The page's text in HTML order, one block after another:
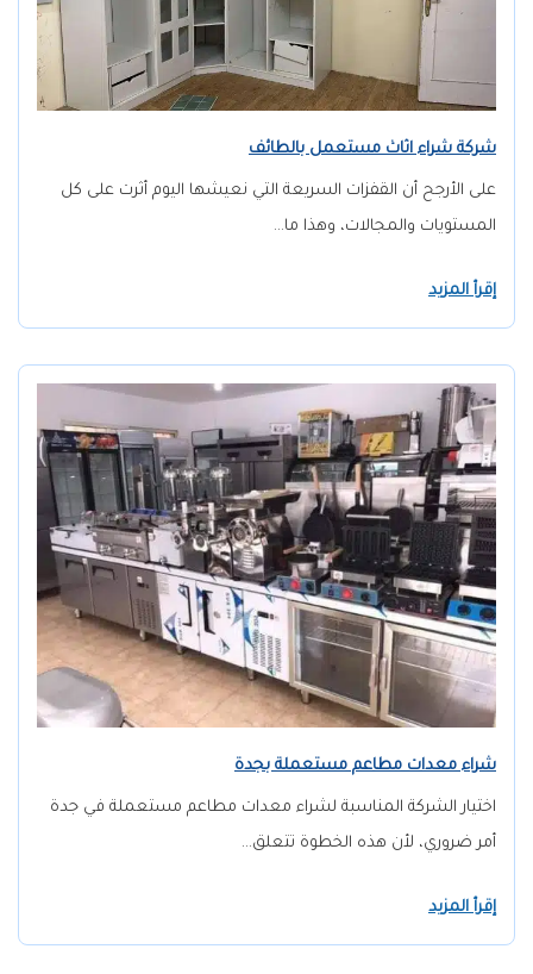
شركة شراء اثاث مستعمل بالطائف
على الأرجح أن القفزات السريعة التي نعيشها اليوم أثرت على كل
المستويات والمجالات، وهذا ما…
إقرأ المزيد
شراء معدات مطاعم مستعملة بجدة
اختيار الشركة المناسبة لشراء معدات مطاعم مستعملة في جدة
أمر ضروري، لأن هذه الخطوة تتعلق…
إقرأ المزيد